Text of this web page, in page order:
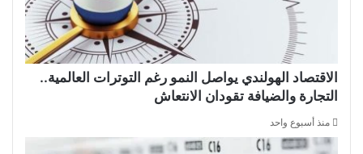
الاقتصاد الهولندي يواصل النمو رغم التوترات العالمية..
التجارة والضيافة تقودان الانتعاش
منذ أسبوع واحد